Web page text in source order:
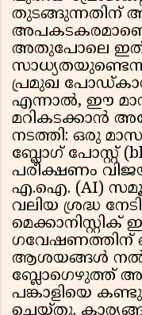
തുടങ്ങുന്നതിന്
അതുപോലെ ഇത്
പ്രമുഖ
എന്നാൽ, ഈ
മറികടക്കാൻ
നടത്തി: ഒരു
ബ്ലോഗ് പോസ്റ്റ്
പരീക്ഷണം
എ.ഐ. (AI)
വലിയ ശ്രദ്ധ
മെക്കാനിസ്റ്റിക്
ഗവേഷണത്തിന്
ആശയങ്ങൾ
ബ്ലോഗെഴുത്ത്
പങ്കാളിയെ